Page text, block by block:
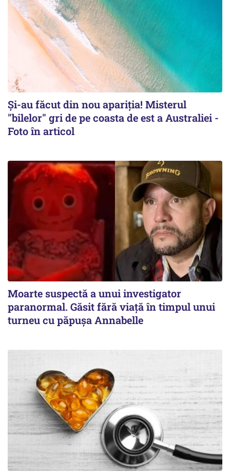
Și-au făcut din nou apariţia! Misterul
"bilelor" gri de pe coasta de est a Australiei -
Foto în articol
Moarte suspectă a unui investigator
paranormal. Găsit fără viață în timpul unui
turneu cu păpușa Annabelle